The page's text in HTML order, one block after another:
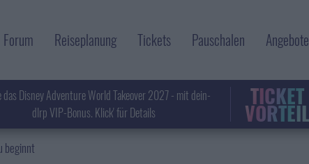
Forum Reiseplanung Tickets Pauschalen Angebote
das Disney Adventure World Takeover 2027 - mit dein-
dlrp VIP-Bonus. Klick' für Details
TICKET
VORTEIL
beginnt